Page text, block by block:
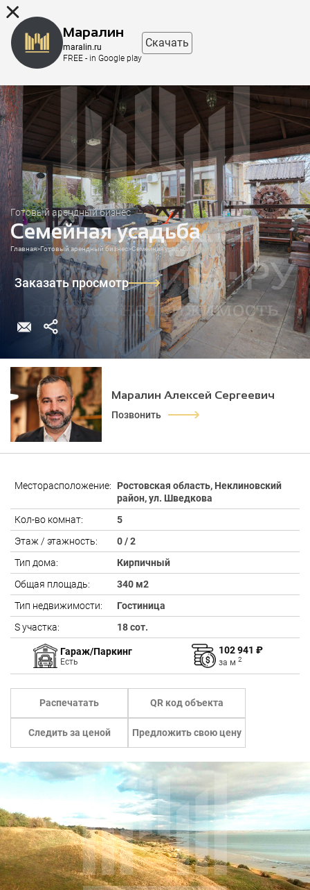
Готовый арендный бизнес
Семейная усадьба
Главная>Готовый арендный бизнес>Семейная усадьба
Заказать просмотр
Маралин Алексей Сергеевич
Позвонить
Месторасположение:
Ростовская область, Неклиновский
район, ул. Шведкова
Кол-во комнат:
5
Этаж / этажность:
0 / 2
Тип дома:
Кирпичный
Общая площадь:
340 м2
Тип недвижимости:
Гостиница
S участка:
18 сот.
Гараж/Паркинг
Есть
102 941 ₽
за м 2
Распечатать QR код объекта
Следить за ценой Предложить свою цену
Маралин
maralin.ru
FREE - in Google play
Скачать